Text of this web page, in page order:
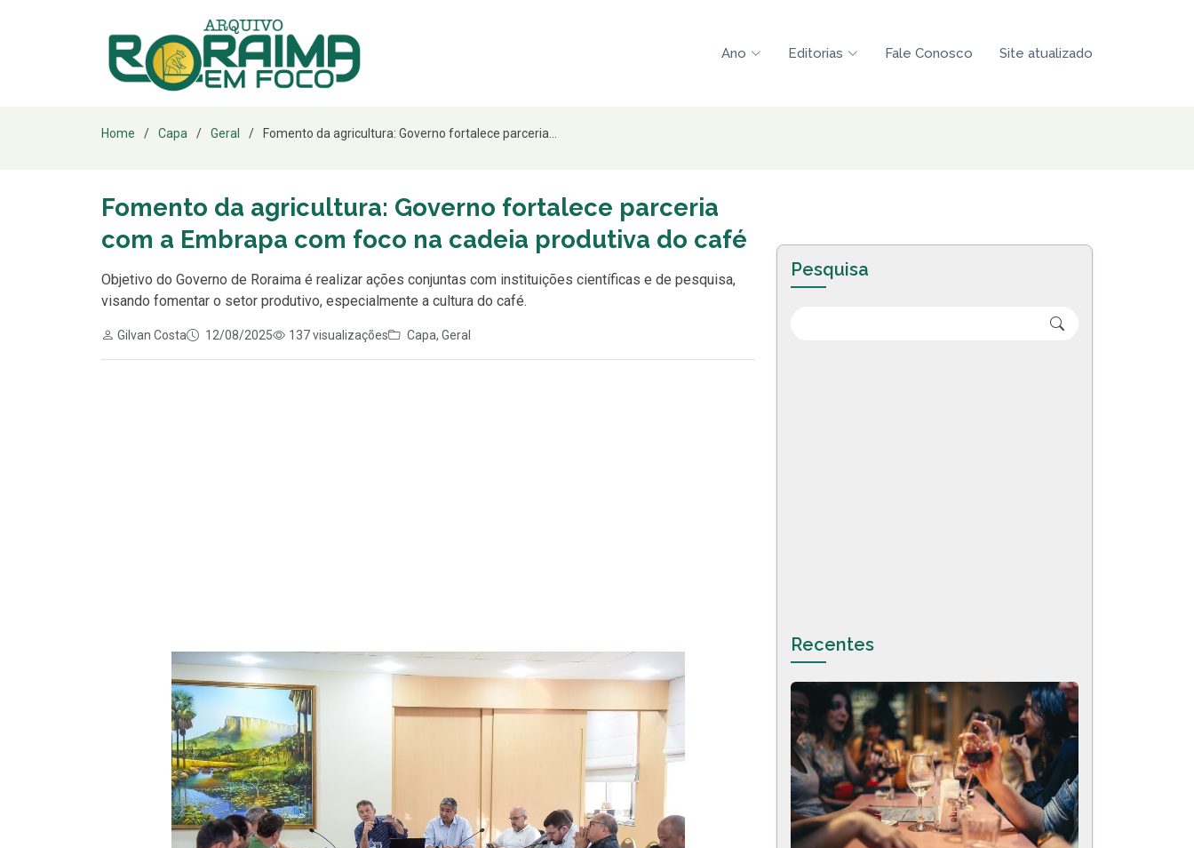
Ano Editorias Fale Conosco Site atualizado
Home Capa Geral Fomento da agricultura: Governo fortalece parceria...
Fomento da agricultura: Governo fortalece parceria
com a Embrapa com foco na cadeia produtiva do café
Objetivo do Governo de Roraima é realizar ações conjuntas com instituições científicas e de pesquisa,
visando fomentar o setor produtivo, especialmente a cultura do café.
Gilvan Costa 12/08/2025 137 visualizações Capa, Geral
Pesquisa
Recentes